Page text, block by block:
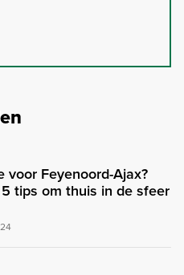
voor Feyenoord-Ajax?
tips om thuis in de sfeer